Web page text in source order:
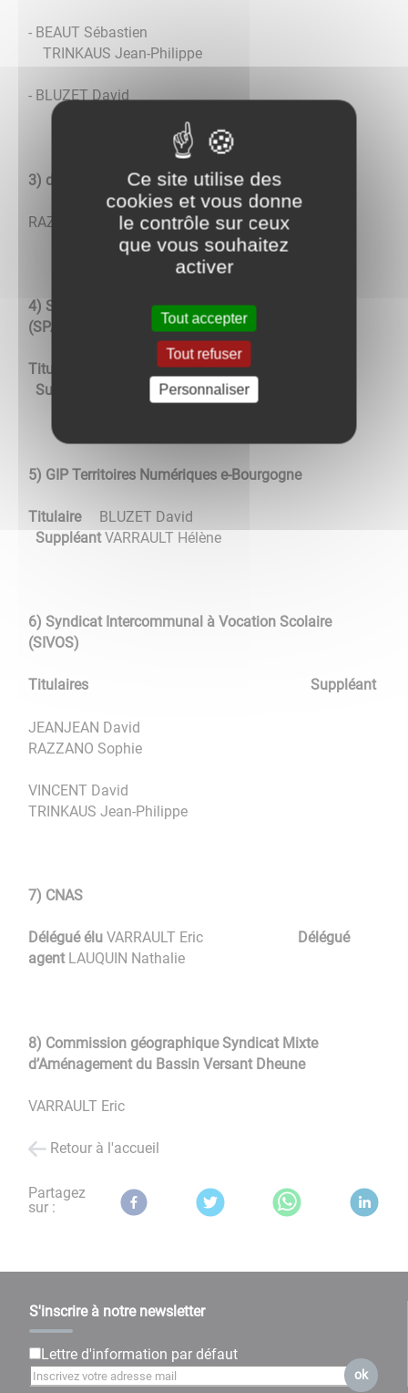
- BEAUT Sébastien
TRINKAUS Jean-Philippe
- BLUZET David
3) délégué à la défense
RAZZANO Sophie
4) Service Public d’Assainissement Non Public
(SPANC)
Titulaire
CIAVALDINI Olivier
Suppléant
VARRAULT Eric
5) GIP Territoires Numériques e-Bourgogne
Titulaire BLUZET David
SuppléantVARRAULT Hélène
6) Syndicat Intercommunal à Vocation Scolaire
(SIVOS)
Titulaires Suppléant
JEANJEAN David
RAZZANO Sophie
VINCENT David
TRINKAUS Jean-Philippe
7) CNAS
Délégué éluVARRAULT Eric
Délégué
agentLAUQUIN Nathalie
8) Commission géographique Syndicat Mixte
d’Aménagement du Bassin Versant Dheune
VARRAULT Eric
Retour à l'accueil
Partagez
sur :
S'inscrire à notre newsletter
Lettre d'information par défaut
ok
Ce site utilise des
cookies et vous donne
le contrôle sur ceux
que vous souhaitez
activer
Tout accepter
Tout refuser
Personnaliser